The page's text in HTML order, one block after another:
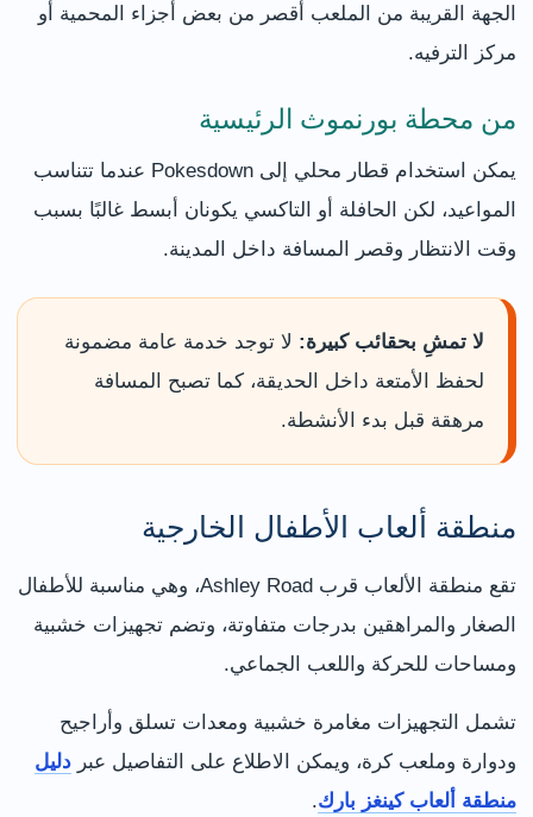
الجهة القريبة من الملعب أقصر من بعض أجزاء المحمية أو
مركز الترفيه.
من محطة بورنموث الرئيسية
يمكن استخدام قطار محلي إلى Pokesdown عندما تتناسب
المواعيد، لكن الحافلة أو التاكسي يكونان أبسط غالبًا بسبب
وقت الانتظار وقصر المسافة داخل المدينة.
لا تمشِ بحقائب كبيرة: لا توجد خدمة عامة مضمونة
لحفظ الأمتعة داخل الحديقة، كما تصبح المسافة
مرهقة قبل بدء الأنشطة.
منطقة ألعاب الأطفال الخارجية
تقع منطقة الألعاب قرب Ashley Road، وهي مناسبة للأطفال
الصغار والمراهقين بدرجات متفاوتة، وتضم تجهيزات خشبية
ومساحات للحركة واللعب الجماعي.
تشمل التجهيزات مغامرة خشبية ومعدات تسلق وأراجيح
ودوارة وملعب كرة، ويمكن الاطلاع على التفاصيل عبر دليل
منطقة ألعاب كينغز بارك.